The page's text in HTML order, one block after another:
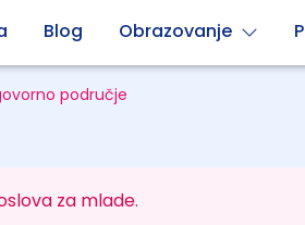
Blog Obrazovanje
područje
za mlade.